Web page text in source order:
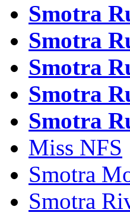
Smotra
Smotra
Smotra
Smotra
Smotra
Miss NFS
Smotra
Smotra